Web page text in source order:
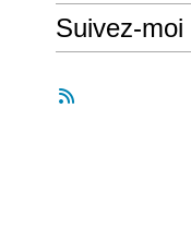
Suivez-moi